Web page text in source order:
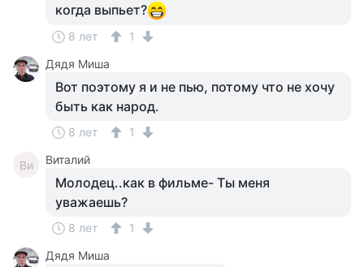
когда выпьет?
8 лет
1
Дядя Миша
Вот поэтому я и не пью, потому что не хочу
быть как народ.
8 лет 1
Ви Виталий
Молодец..как в фильме- Ты меня
уважаешь?
8 лет
1
Дядя Миша